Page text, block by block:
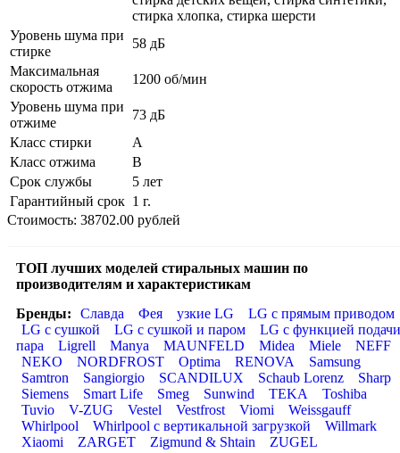
стирка хлопка, стирка шерсти
Уровень шума при
стирке
58 дБ
Максимальная
скорость отжима
1200 об/мин
Уровень шума при
отжиме
73 дБ
Класс стирки
A
Класс отжима
B
Срок службы
5 лет
Гарантийный срок 1 г.
Стоимость: 38702.00 рублей
ТОП лучших моделей стиральных машин по
производителям и характеристикам
Бренды:
Славда Фея узкие LG
LG с прямым приводом
LG с сушкой
LG с сушкой и паром
LG с функцией подачи
пара
Ligrell Manya MAUNFELD Midea Miele
NEFF
NEKO
NORDFROST Optima RENOVA
Samsung
Samtron
Sangiorgio SCANDILUX Schaub Lorenz
Sharp
Siemens
Smart Life Smeg Sunwind TEKA
Toshiba
Tuvio
V-ZUG Vestel Vestfrost Viomi
Weissgauff
Whirlpool
Whirlpool с вертикальной загрузкой
Willmark
Xiaomi
ZARGET Zigmund & Shtain
ZUGEL